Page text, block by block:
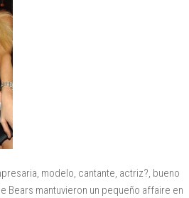
modelo, cantante, actriz?, bueno
Bears mantuvieron un pequeño affaire en